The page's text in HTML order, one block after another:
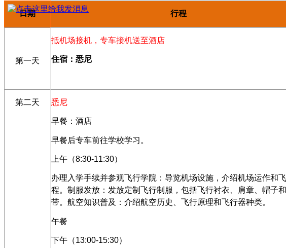
日期 行程
第一天
抵机场接机，专车接机送至酒店
住宿：悉尼
第二天 悉尼
早餐：酒店
早餐后专车前往学校学习。
上午（8:30-11:30）
办理入学手续并参观飞行学院：导览机场设施，介绍机场运作和
程。制服发放：发放定制飞行制服，包括飞行衬衣、肩章、帽子
带。航空知识普及：介绍航空历史、飞行原理和飞行器种类。
午餐
下午（13:00-15:30）